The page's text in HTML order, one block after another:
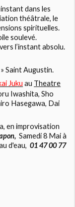
dans les
théâtrale, le
spirituelles.
soulevé.
l’instant absolu.
» Saint Augustin.
Juku au Theatre
Iwashita, Sho
Hasegawa, Dai
, en improvisation
Samedi 8 Mai à
d'eau,01 47 00 77